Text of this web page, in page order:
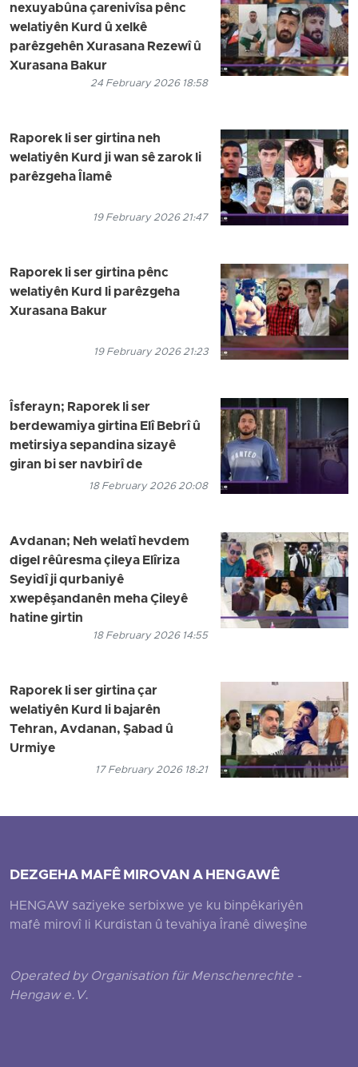
nexuyabûna çarenivîsa pênc
welatiyên Kurd û xelkê
parêzgehên Xurasana Rezewî û
Xurasana Bakur
24 February 2026 18:58
Raporek li ser girtina neh
welatiyên Kurd ji wan sê zarok li
parêzgeha Îlamê
19 February 2026 21:47
Raporek li ser girtina pênc
welatiyên Kurd li parêzgeha
Xurasana Bakur
19 February 2026 21:23
Îsferayn; Raporek li ser
berdewamiya girtina Elî Bebrî û
metirsiya sepandina sizayê
giran bi ser navbirî de
18 February 2026 20:08
Avdanan; Neh welatî hevdem
digel rêûresma çileya Elîriza
Seyidî ji qurbaniyê
xwepêşandanên meha Çileyê
hatine girtin
18 February 2026 14:55
Raporek li ser girtina çar
welatiyên Kurd li bajarên
Tehran, Avdanan, Şabad û
Urmiye
17 February 2026 18:21
DEZGEHA MAFÊ MIROVAN A HENGAWÊ
HENGAW saziyeke serbixwe ye ku binpêkariyên
mafê mirovî li Kurdistan û tevahiya Îranê diweşîne
Operated by Organisation für Menschenrechte -
Hengaw e.V.